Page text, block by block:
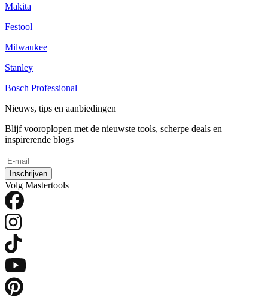
Makita
Festool
Milwaukee
Stanley
Bosch Professional
Nieuws, tips en aanbiedingen
Blijf vooroplopen met de nieuwste tools, scherpe deals en
inspirerende blogs
Inschrijven
Volg Mastertools